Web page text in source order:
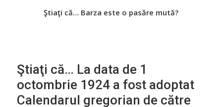
Ştiaţi că… Barza este o pasăre mută?
Știați că… Roşiile îsi păstrează substanţele benefice
Ştiaţi că… La data de 1
octombrie 1924 a fost adoptat
Calendarul gregorian de către